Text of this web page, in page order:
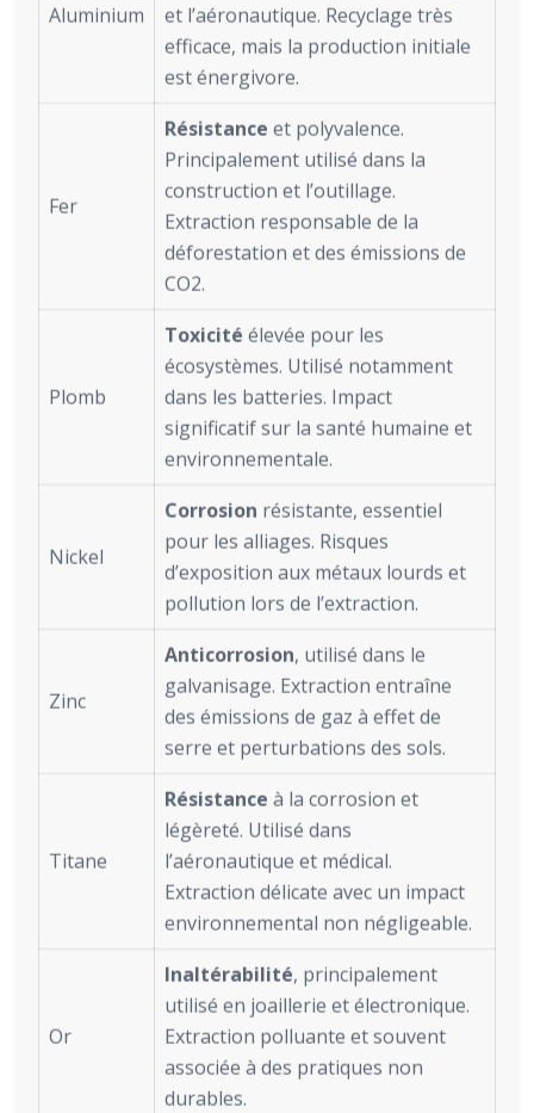
Aluminium
et l’aéronautique. Recyclage très
efficace, mais la production initiale
est énergivore.
Fer
Résistance et polyvalence.
Principalement utilisé dans la
construction et l’outillage.
Extraction responsable de la
déforestation et des émissions de
CO2.
Plomb
Toxicité élevée pour les
écosystèmes. Utilisé notamment
dans les batteries. Impact
significatif sur la santé humaine et
environnementale.
Nickel
Corrosion résistante, essentiel
pour les alliages. Risques
d’exposition aux métaux lourds et
pollution lors de l’extraction.
Zinc
Anticorrosion, utilisé dans le
galvanisage. Extraction entraîne
des émissions de gaz à effet de
serre et perturbations des sols.
Titane
Résistance à la corrosion et
légèreté. Utilisé dans
l’aéronautique et médical.
Extraction délicate avec un impact
environnemental non négligeable.
Or
Inaltérabilité, principalement
utilisé en joaillerie et électronique.
Extraction polluante et souvent
associée à des pratiques non
durables.